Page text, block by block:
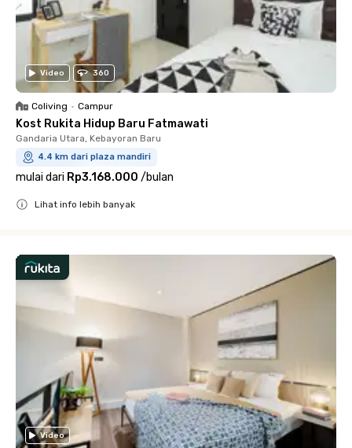
Video 360
Coliving • Campur
Kost Rukita Hidup Baru Fatmawati
Gandaria Utara, Kebayoran Baru
4.4 km dari plaza mandiri
mulai dari Rp3.168.000 /bulan
Lihat info lebih banyak
Video